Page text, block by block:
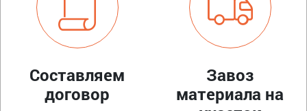
Составляем
договор
Завоз
материала на